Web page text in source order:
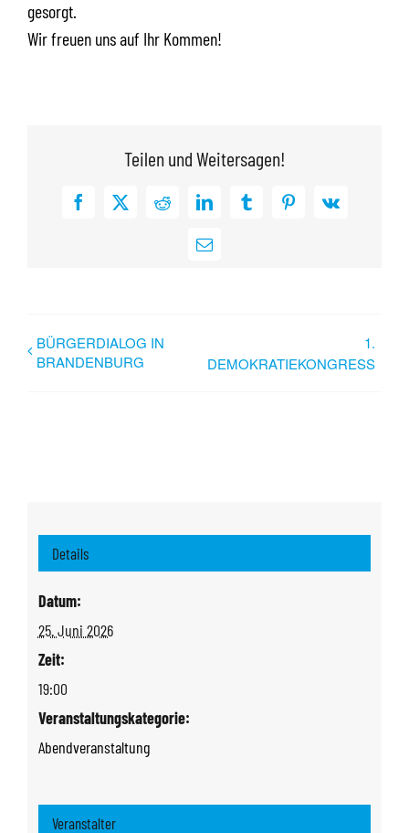
gesorgt.
Wir freuen uns auf Ihr Kommen!
Teilen und Weitersagen!
Facebook
X RedditLinkedInTumblrPinterest
Vk
E-
BÜRGERDIALOG IN
BRANDENBURG
1.
DEMOKRATIEKONGRESS
Details
Datum:
25. Juni 2026
Zeit:
19:00
Veranstaltungskategorie:
Abendveranstaltung
Veranstalter